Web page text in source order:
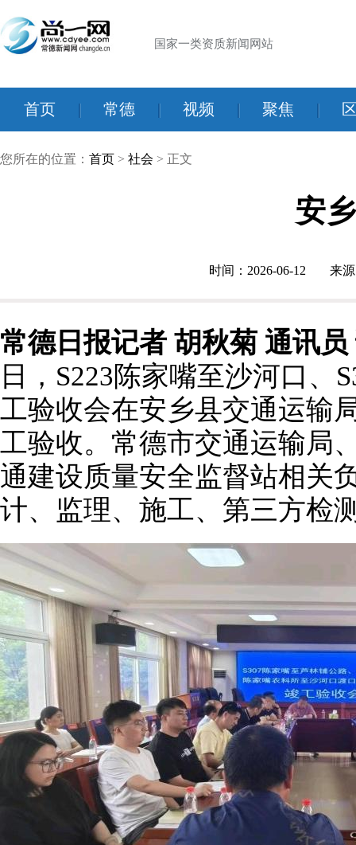
国家一类资质新闻网站
首页 | 常德 | 视频 | 聚焦 |
您所在的位置： 首页 > 社会 > 正文
安
时间：2026-06-12 来
常德日报记者 胡秋菊 通讯
日，S223陈家嘴至沙河口、
工验收会在安乡县交通运输
工验收。常德市交通运输局
通建设质量安全监督站相关
计、监理、施工、第三方检